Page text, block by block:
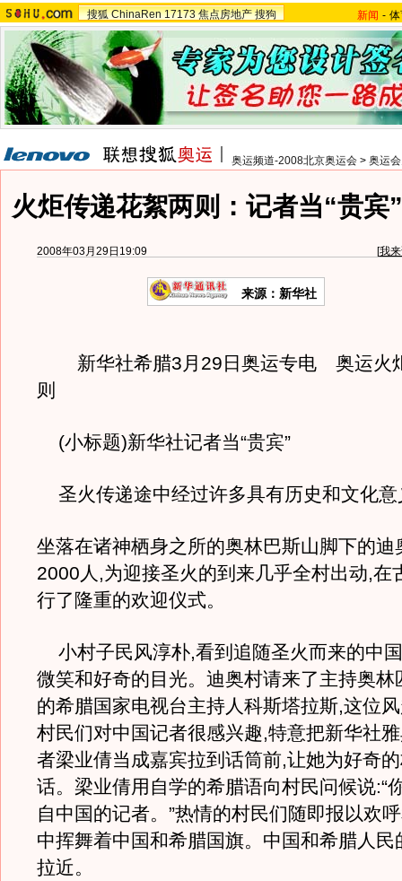
搜狐 ChinaRen 17173 焦点房地产 搜狗 新闻 -
奥运频道-2008北京奥运会 > 奥运
火炬传递花絮两则：记者当“贵宾
2008年03月29日19:09 [我
来源：新华社
新华社希腊3月29日奥运专电 奥运火
则
(小标题)新华社记者当“贵宾”
圣火传递途中经过许多具有历史和文化意
坐落在诸神栖身之所的奥林巴斯山脚下的迪
2000人,为迎接圣火的到来几乎全村出动,在
行了隆重的欢迎仪式。
小村子民风淳朴,看到追随圣火而来的中
微笑和好奇的目光。迪奥村请来了主持奥林
的希腊国家电视台主持人科斯塔拉斯,这位
村民们对中国记者很感兴趣,特意把新华社
者梁业倩当成嘉宾拉到话筒前,让她为好奇
话。梁业倩用自学的希腊语向村民问候说:“
自中国的记者。”热情的村民们随即报以欢
中挥舞着中国和希腊国旗。中国和希腊人民
拉近。